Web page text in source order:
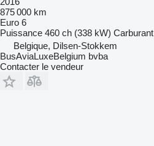
875 000 km
Euro 6
Puissance 460 ch (338 kW) Carburant
Belgique, Dilsen-Stokkem
BusAviaLuxeBelgium bvba
Contacter le vendeur